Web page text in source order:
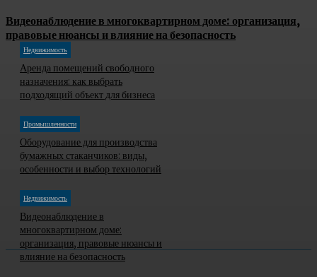
Видеонаблюдение в многоквартирном доме: организация,
правовые нюансы и влияние на безопасность
Недвижимость
Аренда помещений свободного
назначения: как выбрать
подходящий объект для бизнеса
Промышленности
Оборудование для производства
бумажных стаканчиков: виды,
особенности и выбор технологий
Недвижимость
Видеонаблюдение в
многоквартирном доме:
организация, правовые нюансы и
влияние на безопасность